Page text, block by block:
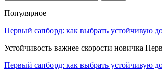
Популярное
Первый сапборд: как выбрать устойчивую
Устойчивость важнее скорости новичка
Первый сапборд: как выбрать устойчивую